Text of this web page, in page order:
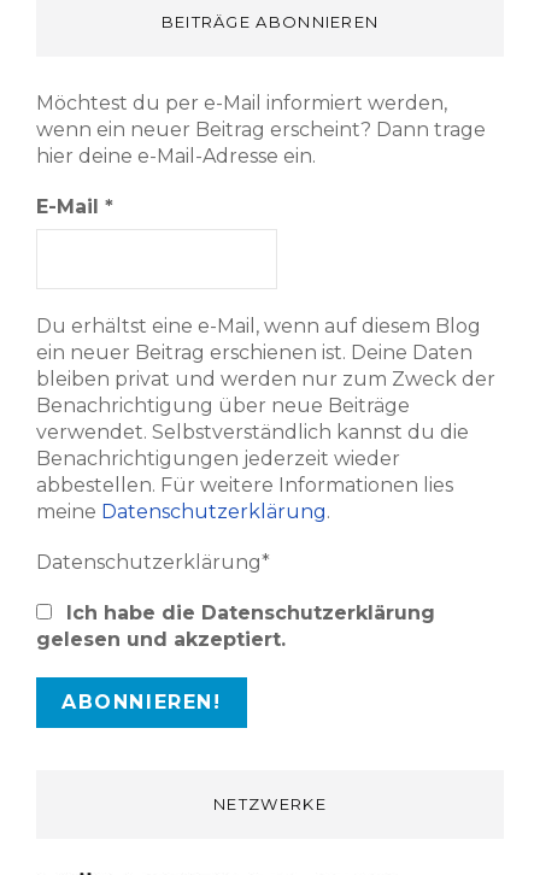
BEITRÄGE ABONNIEREN
Möchtest du per e-Mail informiert werden,
wenn ein neuer Beitrag erscheint? Dann trage
hier deine e-Mail-Adresse ein.
E-Mail *
Du erhältst eine e-Mail, wenn auf diesem Blog
ein neuer Beitrag erschienen ist. Deine Daten
bleiben privat und werden nur zum Zweck der
Benachrichtigung über neue Beiträge
verwendet. Selbstverständlich kannst du die
Benachrichtigungen jederzeit wieder
abbestellen. Für weitere Informationen lies
meine Datenschutzerklärung.
Datenschutzerklärung*
Ich habe die Datenschutzerklärung
gelesen und akzeptiert.
NETZWERKE